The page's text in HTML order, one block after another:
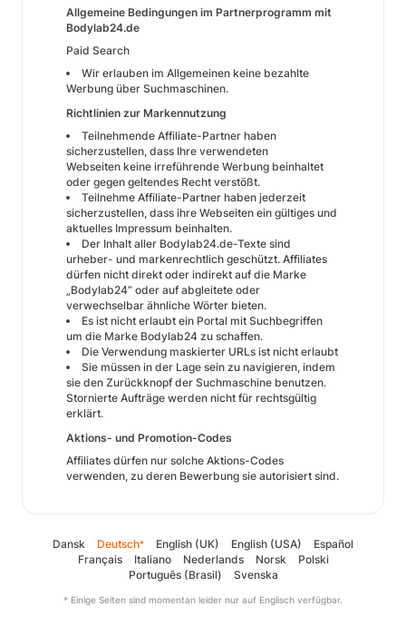
Allgemeine Bedingungen im Partnerprogramm mit
Bodylab24.de
Paid Search
Wir erlauben im Allgemeinen keine bezahlte
Werbung über Suchmaschinen.
Richtlinien zur Markennutzung
Teilnehmende Affiliate-Partner haben
sicherzustellen, dass Ihre verwendeten
Webseiten keine irreführende Werbung beinhaltet
oder gegen geltendes Recht verstößt.
Teilnehme Affiliate-Partner haben jederzeit
sicherzustellen, dass ihre Webseiten ein gültiges und
aktuelles Impressum beinhalten.
Der Inhalt aller Bodylab24.de-Texte sind
urheber- und markenrechtlich geschützt. Affiliates
dürfen nicht direkt oder indirekt auf die Marke
„Bodylab24“ oder auf abgleitete oder
verwechselbar ähnliche Wörter bieten.
Es ist nicht erlaubt ein Portal mit Suchbegriffen
um die Marke Bodylab24 zu schaffen.
Die Verwendung maskierter URLs ist nicht erlaubt
Sie müssen in der Lage sein zu navigieren, indem
sie den Zurückknopf der Suchmaschine benutzen.
Stornierte Aufträge werden nicht für rechtsgültig
erklärt.
Aktions- und Promotion-Codes
Affiliates dürfen nur solche Aktions-Codes
verwenden, zu deren Bewerbung sie autorisiert sind.
Dansk Deutsch* English (UK) English (USA)
Español
Français
Italiano Nederlands Norsk
Polski
Português (Brasil)
Svenska
* Einige Seiten sind momentan leider nur auf Englisch verfügbar.